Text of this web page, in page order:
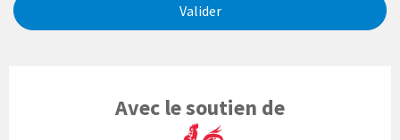
Valider
Avec le soutien de